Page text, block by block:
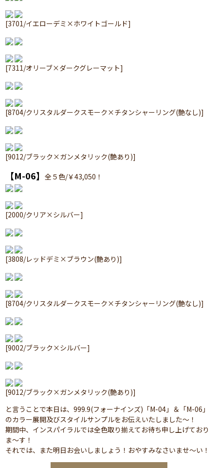
[3701/イエローデミ×ホワイトゴールド]
[7311/オリーブ×ダークグレーマット]
[8704/クリスタルダークスモーク×チタンシャーリング(艶なし)]
[9012/ブラック×ガンメタリック(艶あり)]
【M-06】全５色/￥43,050！
[2000/クリア×シルバー]
[3808/レッドデミ×ブラウン(艶あり)]
[8704/クリスタルダークスモーク×チタンシャーリング(艶なし)]
[9002/ブラック×シルバー]
[9012/ブラック×ガンメタリック(艶あり)]
と言うことで本日は、999.9(フォーナインズ)「M-04」＆「M-06」
のカラー展開及びスタイルサンプルをお伝えいたしました～！
期間中、インスパイラルでは全色取り揃えてお待ち申し上げており
ま～す！
それでは、また明日お会いしましょう！おやすみなさいませ～い！